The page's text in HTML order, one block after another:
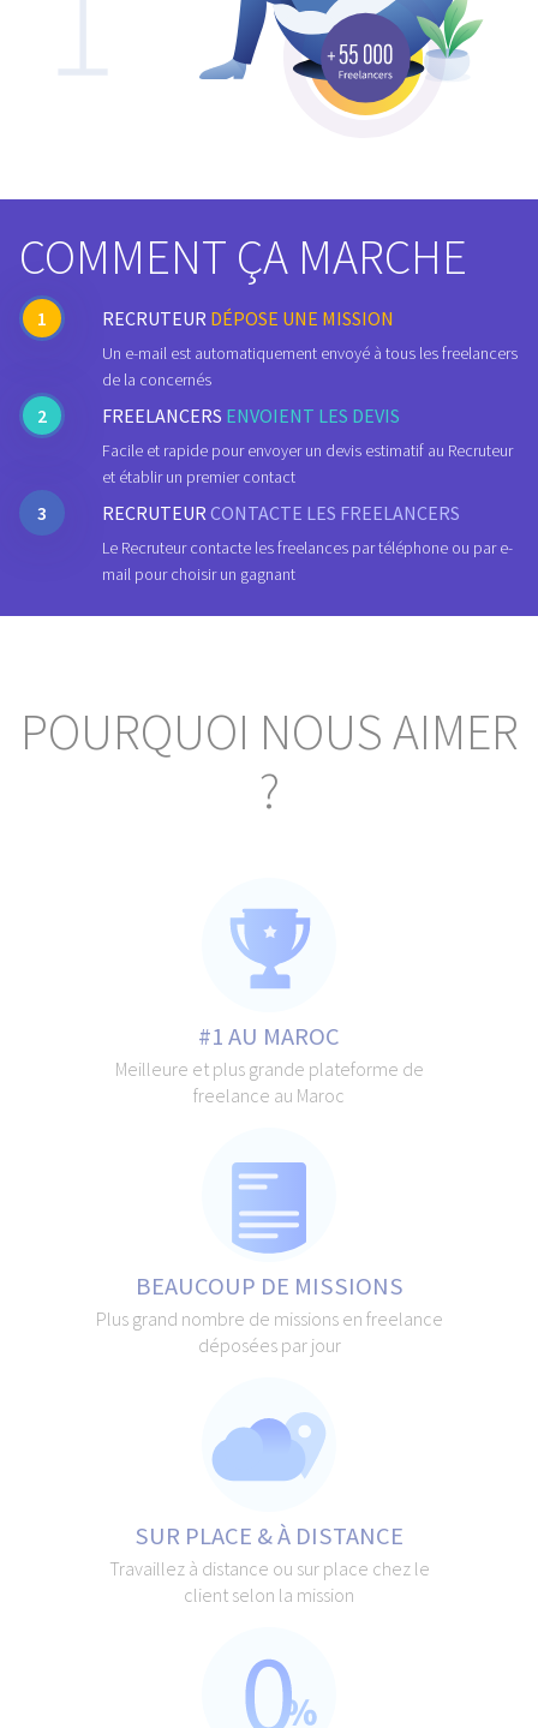
COMMENT ÇA MARCHE
1 RECRUTEUR DÉPOSE UNE MISSION
Un e-mail est automatiquement envoyé à tous les freelancers
de la concernés
2 FREELANCERS ENVOIENT LES DEVIS
Facile et rapide pour envoyer un devis estimatif au Recruteur
et établir un premier contact
3 RECRUTEURCONTACTE LES FREELANCERS
Le Recruteur contacte les freelances par téléphone ou par e-
mail pour choisir un gagnant
POURQUOI NOUS AIMER
?
#1 AU MAROC
Meilleure et plus grande plateforme de
freelance au Maroc
BEAUCOUP DE MISSIONS
Plus grand nombre de missions en freelance
déposées par jour
SUR PLACE & À DISTANCE
Travaillez à distance ou sur place chez le
client selon la mission